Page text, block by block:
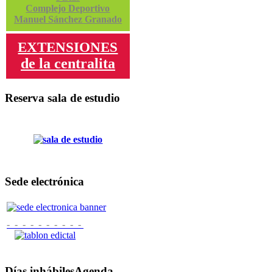
Complejo Deportivo
Manuel Sánchez Granado
EXTENSIONES
de la centralita
Reserva sala de estudio
Sede electrónica
- - - - - - - - - -